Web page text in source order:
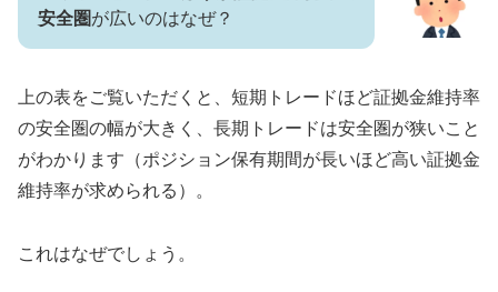
安全圏が広いのはなぜ？
上の表をご覧いただくと、短期トレードほど証拠金維持率
の安全圏の幅が大きく、長期トレードは安全圏が狭いこと
がわかります（ポジション保有期間が長いほど高い証拠金
維持率が求められる）。
これはなぜでしょう。